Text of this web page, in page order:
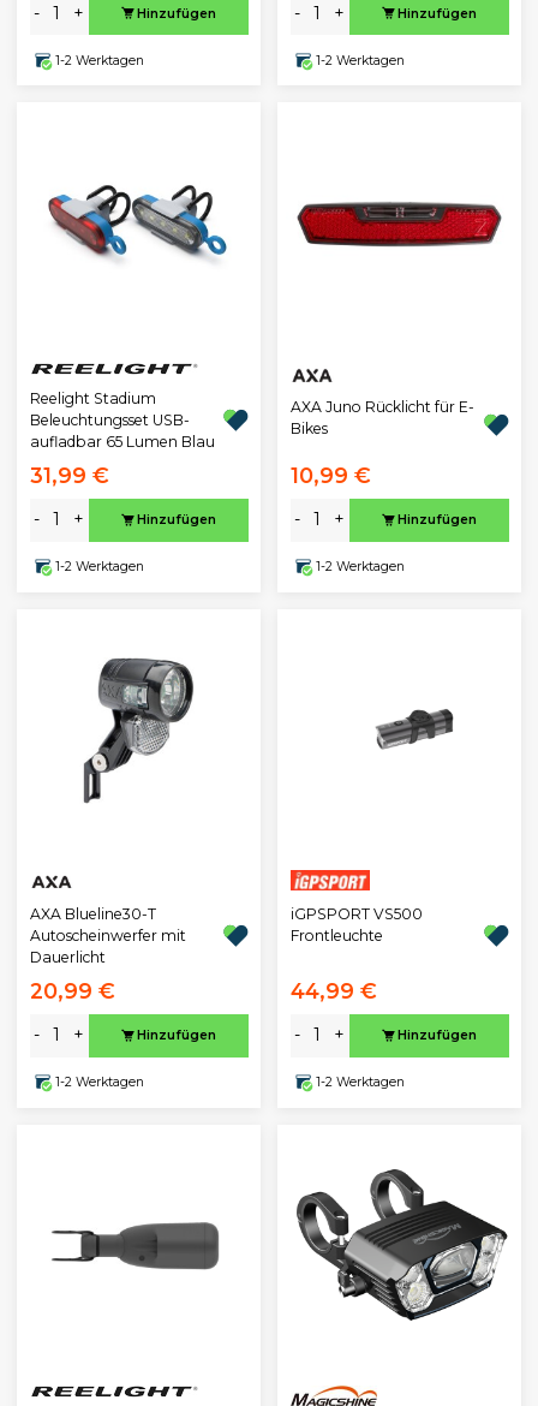
- + Hinzufügen
1-2 Werktagen
- + Hinzufügen
1-2 Werktagen
Reelight Stadium
Beleuchtungsset USB-
aufladbar 65 Lumen Blau
31,99 €
- + Hinzufügen
1-2 Werktagen
AXA Juno Rücklicht für E-
Bikes
10,99 €
- + Hinzufügen
1-2 Werktagen
AXA Blueline30-T
Autoscheinwerfer mit
Dauerlicht
20,99 €
- + Hinzufügen
1-2 Werktagen
iGPSPORT VS500
Frontleuchte
44,99 €
- + Hinzufügen
1-2 Werktagen